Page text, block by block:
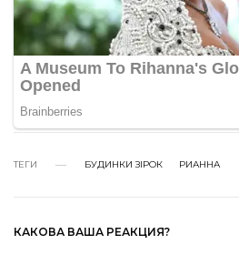
ТЕГИ БУДИНКИ ЗІРОК РИАННА
КАКОВА ВАША РЕАКЦИЯ?